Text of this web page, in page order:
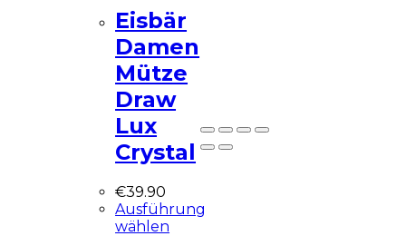
Eisbär
Damen
Mütze
Draw
Lux
Crystal
€39.90
Ausführung
wählen